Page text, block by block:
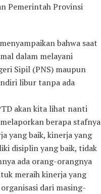
Pemerintah Provinsi
bahwa saat
dalam melayani
Sipil (PNS) maupun
libur tanpa ada
akan kita lihat nanti
berapa stafnya
yang baik, kinerja yang
disiplin yang baik, tidak
ada orang-orangnya
meraih kinerja yang
dari masing-